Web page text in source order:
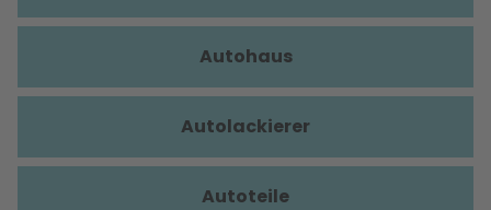
Autohaus
Autolackierer
Autoteile